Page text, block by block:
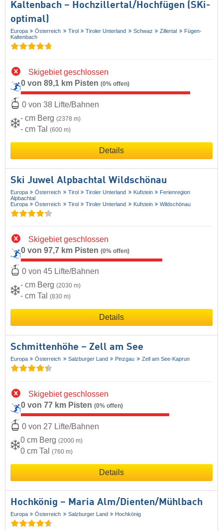
Kaltenbach – Hochzillertal/​Hochfügen (SKi-
optimal)
Europa Österreich Tirol Tiroler Unterland Schwaz Zillertal
Fügen-
Kaltenbach
Skigebiet geschlossen
0 von 89,1 km Pisten (0% offen)
0 von 38 Lifte/Bahnen
- cm Berg (2378 m)
- cm Tal (600 m)
Details
Ski Juwel Alpbachtal Wildschönau
Europa Österreich Tirol Tiroler Unterland Kufstein
Ferienregion
Alpbachtal
Europa
Österreich Tirol Tiroler Unterland Kufstein Wildschönau
Skigebiet geschlossen
0 von 97,7 km Pisten (0% offen)
0 von 45 Lifte/Bahnen
- cm Berg (2030 m)
- cm Tal (830 m)
Details
Schmittenhöhe – Zell am See
Europa Österreich Salzburger Land Pinzgau Zell am See-Kaprun
Skigebiet geschlossen
0 von 77 km Pisten (0% offen)
0 von 27 Lifte/Bahnen
0 cm Berg (2000 m)
0 cm Tal (760 m)
Details
Hochkönig – Maria Alm/​Dienten/​Mühlbach
Europa Österreich Salzburger Land Hochkönig